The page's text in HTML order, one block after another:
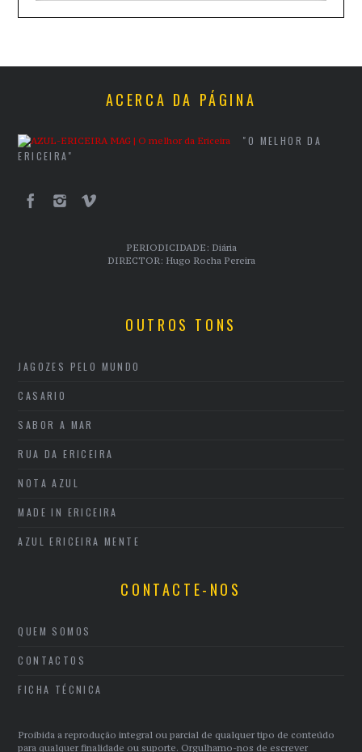
ACERCA DA PÁGINA
"O MELHOR DA
ERICEIRA"
PERIODICIDADE: Diária
DIRECTOR: Hugo Rocha Pereira
OUTROS TONS
JAGOZES PELO MUNDO
CASARIO
SABOR A MAR
RUA DA ERICEIRA
NOTA AZUL
MADE IN ERICEIRA
AZUL ERICEIRA MENTE
CONTACTE-NOS
QUEM SOMOS
CONTACTOS
FICHA TÉCNICA
Proibida a reprodução integral ou parcial de qualquer tipo de conteúdo
para qualquer finalidade ou suporte. Orgulhamo-nos de escrever